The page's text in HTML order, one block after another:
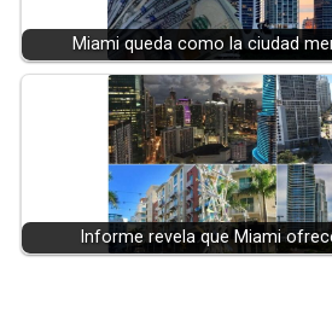
Miami queda como la ciudad
Informe revela que Miami